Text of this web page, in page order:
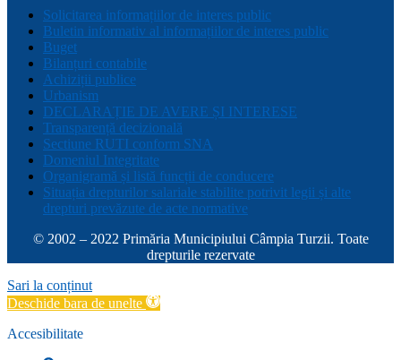
Solicitarea informațiilor de interes public
Buletin informativ al informațiilor de interes public
Buget
Bilanțuri contabile
Achiziții publice
Urbanism
DECLARAȚIE DE AVERE ȘI INTERESE
Transparență decizională
Sectiune RUTI conform SNA
Domeniul Integritate
Organigramă și listă funcții de conducere
Situația drepturilor salariale stabilite potrivit legii și alte
drepturi prevăzute de acte normative
© 2002 – 2022 Primăria Municipiului Câmpia Turzii. Toate
drepturile rezervate
Sari la conținut
Deschide bara de unelte
Accesibilitate